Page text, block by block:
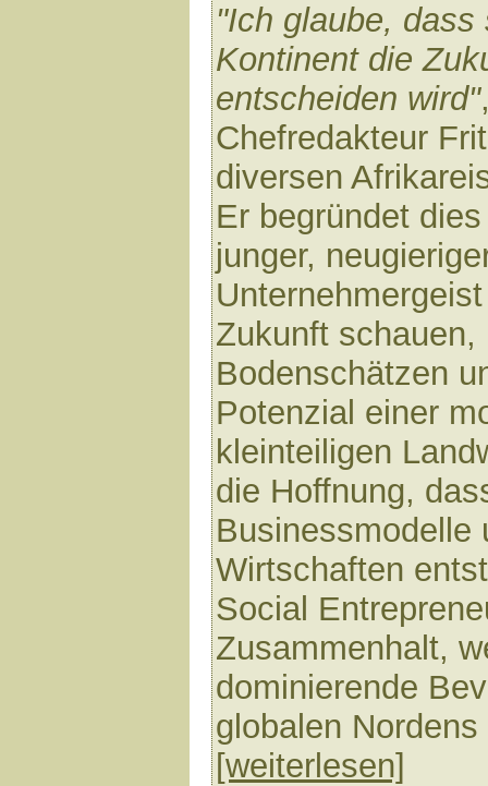
"Ich glaube,
Kontinent die
entscheiden wird"
Chefredakteur
diversen
Er begründet
junger,
Zukunft
Bodenschätzen
Potenzial einer
kleinteiligen
die Hoffnung,
Businessmodelle
Wirtschaften
Social
Zusammenhalt,
dominierende
globalen
[weiterlesen]